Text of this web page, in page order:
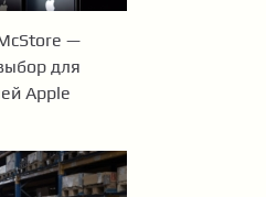
—
для
Apple